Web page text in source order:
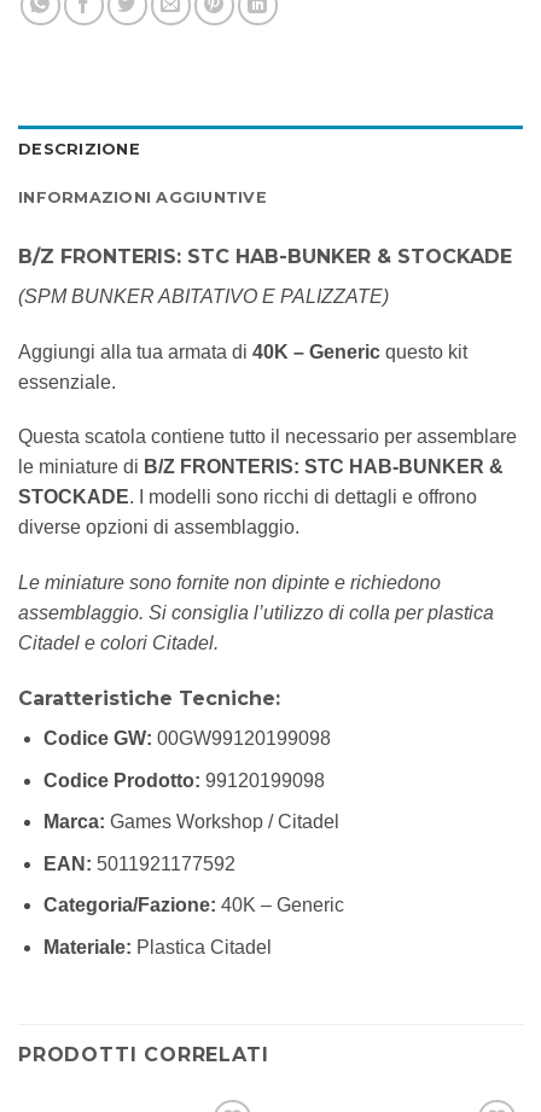
DESCRIZIONE
INFORMAZIONI AGGIUNTIVE
B/Z FRONTERIS: STC HAB-BUNKER & STOCKADE
(SPM BUNKER ABITATIVO E PALIZZATE)
Aggiungi alla tua armata di 40K – Generic questo kit
essenziale.
Questa scatola contiene tutto il necessario per assemblare
le miniature di B/Z FRONTERIS: STC HAB-BUNKER &
STOCKADE. I modelli sono ricchi di dettagli e offrono
diverse opzioni di assemblaggio.
Le miniature sono fornite non dipinte e richiedono
assemblaggio. Si consiglia l’utilizzo di colla per plastica
Citadel e colori Citadel.
Caratteristiche Tecniche:
Codice GW: 00GW99120199098
Codice Prodotto: 99120199098
Marca: Games Workshop / Citadel
EAN: 5011921177592
Categoria/Fazione: 40K – Generic
Materiale: Plastica Citadel
PRODOTTI CORRELATI